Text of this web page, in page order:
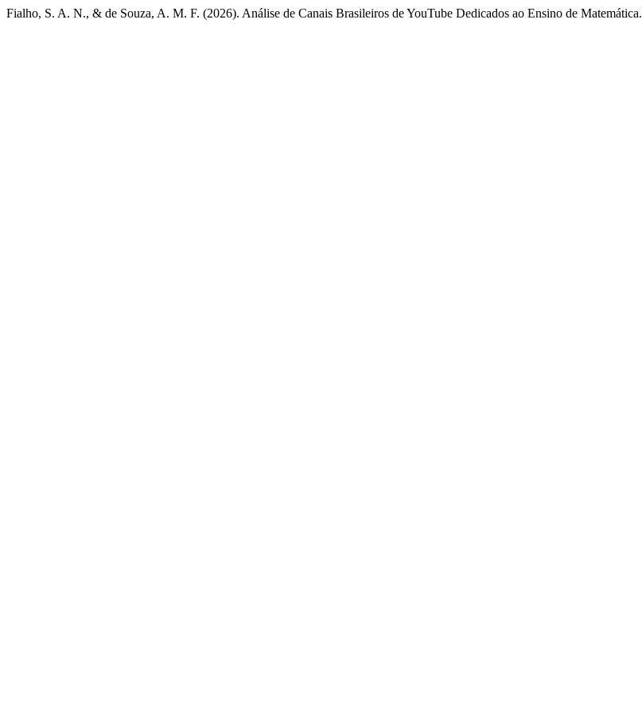
Fialho, S. A. N., & de Souza, A. M. F. (2026). Análise de Canais Brasileiros de YouTube Dedicados ao Ensino de Matemática.